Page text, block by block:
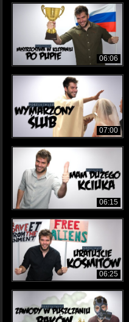
06:06
07:00
06:15
06:25